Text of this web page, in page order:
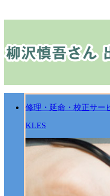
修理・延命・校正サー
KLES